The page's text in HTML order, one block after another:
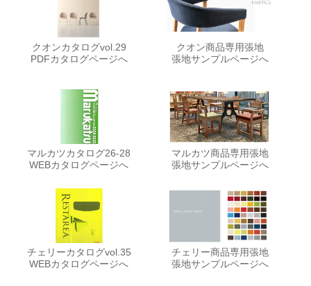
クオンカタログvol.29
PDFカタログページへ
クオン商品専用張地
張地サンプルページへ
マルカツカタログ26-28
WEBカタログページへ
マルカツ商品専用張地
張地サンプルページへ
チェリーカタログvol.35
WEBカタログページへ
チェリー商品専用張地
張地サンプルページへ